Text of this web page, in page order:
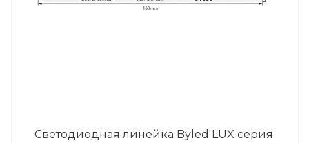
Светодиодная линейка Byled LUX серия